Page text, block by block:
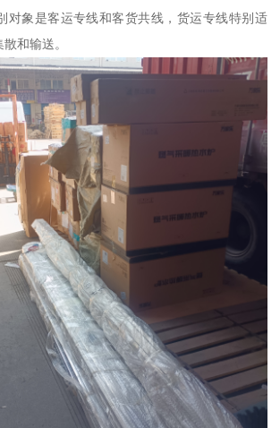
对象是客运专线和客货共线，货运专线特别适
和输送。